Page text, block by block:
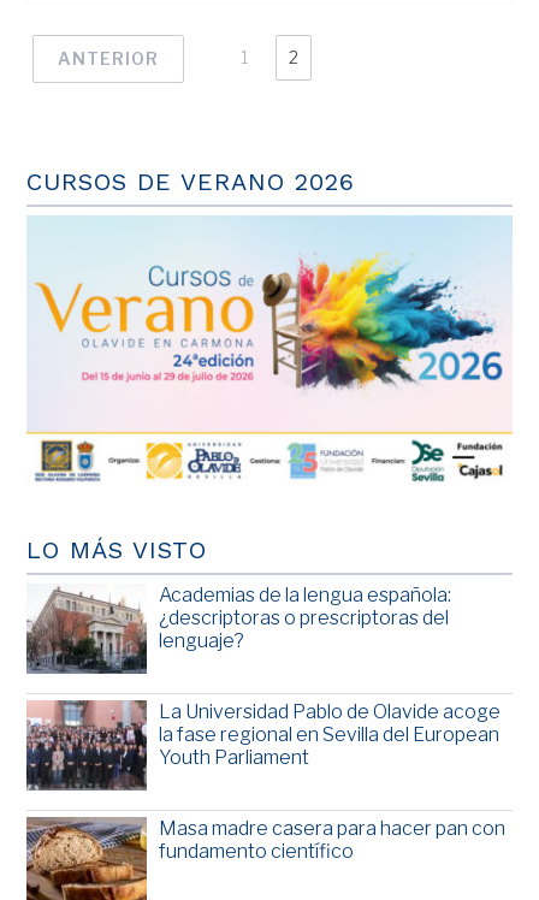
ANTERIOR 1 2
CURSOS DE VERANO 2026
LO MÁS VISTO
Academias de la lengua española:
¿descriptoras o prescriptoras del
lenguaje?
La Universidad Pablo de Olavide acoge
la fase regional en Sevilla del European
Youth Parliament
Masa madre casera para hacer pan con
fundamento científico